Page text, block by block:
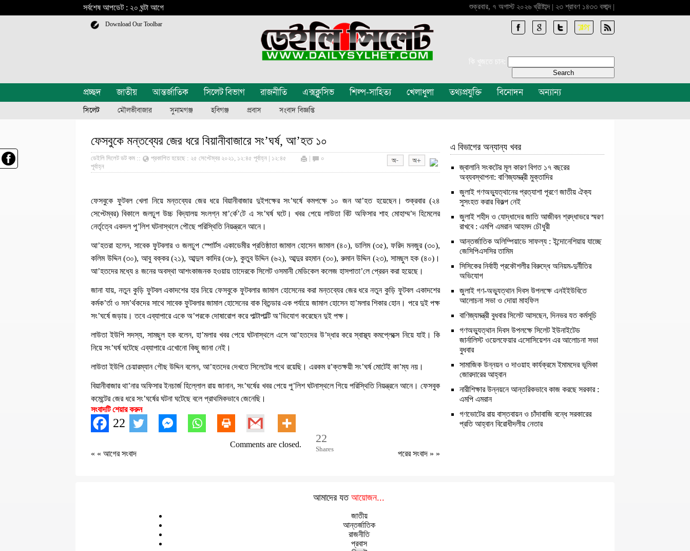
সর্বশেষ আপডেট : ২০ ঘন্টা আগে শুক্রবার, ৭ অগাস্ট ২০২৬ খ্রীষ্টাব্দ | ২৩ শ্রাবণ ১৪৩৩ বঙ্গাব্দ |
Download Our Toolbar
কি খুজতে চান:
প্রচ্ছদ জাতীয় আন্তর্জাতিক সিলেট বিভাগ রাজনীতি এক্সক্লুসিভ শিল্প-সাহিত্য খেলাধুলা তথ্যপ্রযুক্তি বিনোদন অন্যান্য
সিলেট মৌলভীবাজার সুনামগঞ্জ হবিগঞ্জ প্রবাস সংবাদ বিজ্ঞপ্তি
ফেসবুকে মন্তব্যের জের ধরে বিয়ানীবাজারে সং’ঘর্ষ, আ’হত ১০
ডেইলি সিলেট ডট কম ::
প্রকাশিত হয়েছে : ২৫ সেপ্টেম্বর ২০২১, ১২:৪৫ পূর্বাহ্ন | ১২:৪৫
পূর্বাহ্ন
| ০
ফেসবুকে ফুটবল খেলা নিয়ে মন্তব্যের জের ধরে বিয়ানীবাজার দুইপক্ষের সং’ঘর্ষে কমপক্ষে ১০ জন আ’হত হয়েছেন। শুক্রবার (২৪
সেপ্টেম্বর) বিকালে জলঢুপ উচ্চ বিদ্যালয় সংলগ্ন মা’র্কে’টে এ সং’ঘর্ষ ঘটে। খবর পেয়ে লাউতা বিট অফিসার শাহ মোহাম্ম’দ হিমেলের
নের্তৃত্বে একদল পু’লিশ ঘটনাস্থলে পৌছে পরিস্থিতি নিয়ন্ত্রনে আনে।
আ’হতরা হলেন, সাবেক ফুটবলার ও জলঢুপ স্পোর্টস একাডেমীর প্রতিষ্ঠাতা জামাল হোসেন জামাল (৪০), ডালিম (৩৫), ফরিদ মনজুর (৩০),
কলিম উদ্দিন (৩০), আবু বক্কর (২১), আব্দুল কাদির (৩৮), কুতুব উদ্দিন (৬২), আব্দুর রহমান (৩০), রুমান উদ্দিন (২৩), সামছুল হক (৪০)।
আ’হতদের মধ্যে ৪ জনের অবস্থা আশংকাজনক হওয়ায় তাদেরকে সিলেট ওসমানী মেডিকেল কলেজ হাসপাতা’লে প্রেরন করা হয়েছে।
জানা যায়, নতুন কুড়ি ফুটবল একাদশের হার নিয়ে ফেসবুকে ফুটবলার জামাল হোসেনের করা মন্তব্যের জের ধরে নতুন কুড়ি ফুটবল একাদশের
কর্মক’র্তা ও সম’র্থকদের সাথে সাবেক ফুটবলার জামাল হোসেনের বাক বিতন্ডার এক পর্যায়ে জামাল হোসেন হা’মলার শিকার হোন। পরে দুই পক্ষ
সং’ঘর্ষে জড়ায়। তবে এব্যাপারে একে অ’পরকে দোষারোপ করে পাল্টাপাল্টি অ’ভিযোগ করেছেন দুই পক্ষ।
লাউতা ইউপি সদস্য, সামছুল হক বলেন, হা’মলার খবর পেয়ে ঘটনাস্থলে এসে আ’হতদের উ’দ্ধার করে স্বাস্থ্য কমপ্লেক্সে নিয়ে যাই। কি
নিয়ে সং’ঘর্ষ ঘটেছে এব্যাপারে এখোনো কিছু জানা নেই।
লাউতা ইউপি চেয়ারম্যান গৌছ উদ্দিন বলেন, আ’হতদের দেখতে সিলেটের পথে রয়েছি। এরকম র’ক্তক্ষয়ী সং’ঘর্ষ মোটেই কা’ম্য নয়।
বিয়ানীবাজার থা’নার অফিসার ইনচার্জ হিল্লোল রায় জানান, সং’ঘর্ষের খবর পেয়ে পু’লিশ ঘটনাস্থলে গিয়ে পরিস্থিতি নিয়ন্ত্রনে আনে। ফেসবুক
কমেন্টের জের ধরে সং’ঘর্ষের ঘটনা ঘটেছে বলে প্রাথমিকভাবে জেনেছি।
সংবাদটি শেয়ার করুন
22
22
Shares
Comments are closed.
« « আগের সংবাদ পরের সংবাদ » »
এ বিভাগের অন্যান্য খবর
জ্বালানি সংকটের মূল কারণ বিগত ১৭ বছরের
অব্যবস্থাপনা: বাণিজ্যমন্ত্রী মুক্তাদির
জুলাই গণঅভ্যুত্থানের প্রত্যাশা পূরণে জাতীয় ঐক্য
সুসংহত করার বিকল্প নেই
জুলাই শহীদ ও যোদ্ধাদের জাতি আজীবন শ্রদ্ধাভরে স্মরণ
রাখবে : এমপি এমরান আহমদ চৌধুরী
আন্তর্জাতিক অলিম্পিয়াডে সাফল্য : ইন্দোনেশিয়ায় যাচ্ছে
জেসিপিএসসির তামিম
সিসিকের নির্বাহী প্রকৌশলীর বিরুদ্ধে অনিয়ম-দুর্নীতির
অভিযোগ
জুলাই গণ-অভ্যুত্থান দিবস উপলক্ষে এনইইউবিতে
আলোচনা সভা ও দোয়া মাহফিল
বাণিজ্যমন্ত্রী বুধবার সিলেট আসছেন, দিনভর যত কর্মসূচি
গণঅভ্যুত্থান দিবস উপলক্ষে সিলেট ইউনাইটেড
জার্নালিস্ট ওয়েলফেয়ার এসোসিয়েশন এর আলোচনা সভা
বুধবার
সামাজিক উন্নয়ন ও দাওয়াহ কার্যক্রমে ইমামদের ভূমিকা
জোরদারের আহ্বান
নারীশিক্ষার উন্নয়নে আন্তরিকভাবে কাজ করছে সরকার :
এমপি এমরান
গণভোটের রায় বাস্তবায়ন ও চাঁদাবাজি বন্ধে সরকারের
প্রতি আহ্বান বিরোধীদলীয় নেতার
আমাদের যত আয়োজন...
জাতীয়
আন্তর্জাতিক
রাজনীতি
প্রবাস